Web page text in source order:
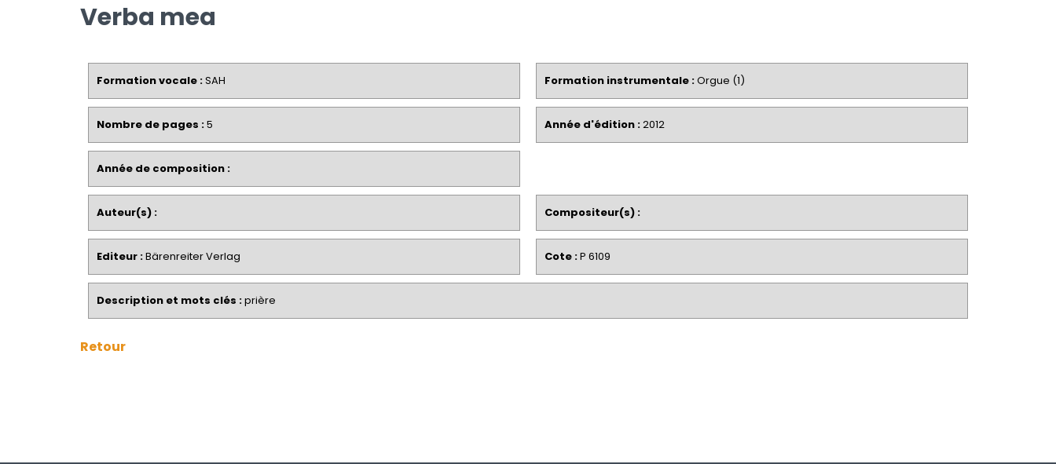
Verba mea
Formation vocale :SAH Formation instrumentale :Orgue (1)
Nombre de pages :5 Année d'édition :2012
Année de composition :
Auteur(s) : Compositeur(s) :
Editeur :Bärenreiter Verlag Cote :P 6109
Description et mots clés :prière
Retour